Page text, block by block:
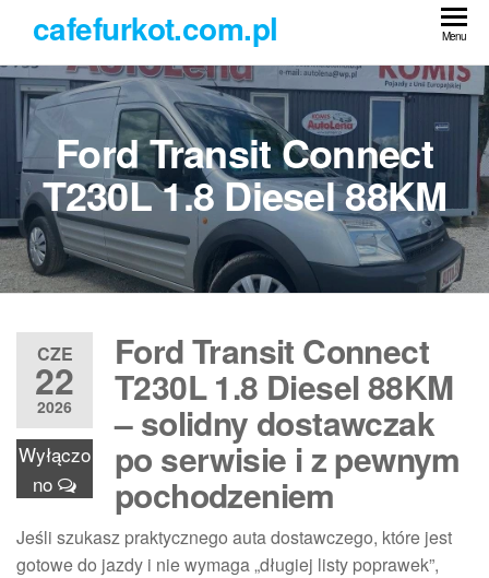
treści
cafefurkot.com.pl Menu
Ford Transit Connect
T230L 1.8 Diesel 88KM
CZE
22
2026
Wyłączo
no
Ford Transit Connect
T230L 1.8 Diesel 88KM
– solidny dostawczak
po serwisie i z pewnym
pochodzeniem
Jeśli szukasz praktycznego auta dostawczego, które jest
gotowe do jazdy i nie wymaga „długiej listy poprawek”,